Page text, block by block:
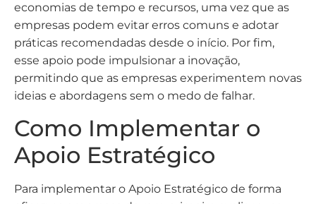
economias de tempo e recursos, uma vez que as
empresas podem evitar erros comuns e adotar
práticas recomendadas desde o início. Por fim,
esse apoio pode impulsionar a inovação,
permitindo que as empresas experimentem novas
ideias e abordagens sem o medo de falhar.
Como Implementar o
Apoio Estratégico
Para implementar o Apoio Estratégico de forma